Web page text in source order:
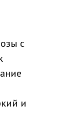
с
и